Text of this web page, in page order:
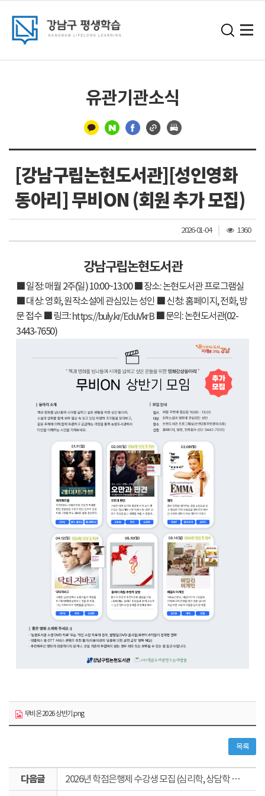
유관기관소식
분
선
[강남구립논현도서관][성인영화
동아리] 무비ON (회원 추가 모집)
2026-01-04
조
회
1360
강남구립논현도서관
■ 일정: 매월 2주(일) 10:00~13:00 ■ 장소: 논현도서관 프로그램실
■ 대상: 영화, 원작소설에 관심있는 성인 ■ 신청: 홈페이지, 전화, 방
문 접수 ■ 링크: https://buly.kr/EduVkrB■ 문의: 논현도서관(02-
3443-7650)
무비온 2026 상반기.png
목록
2026년 학점은행제 수강생 모집 (심리학, 상담학 학점취득!)